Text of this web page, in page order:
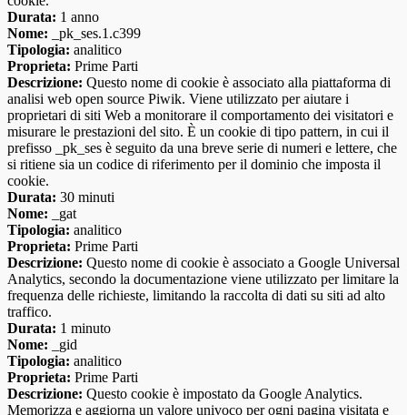
Durata: 1 anno
Nome: _pk_ses.1.c399
Tipologia: analitico
Proprieta: Prime Parti
Descrizione: Questo nome di cookie è associato alla piattaforma di
analisi web open source Piwik. Viene utilizzato per aiutare i
proprietari di siti Web a monitorare il comportamento dei visitatori e
misurare le prestazioni del sito. È un cookie di tipo pattern, in cui il
prefisso _pk_ses è seguito da una breve serie di numeri e lettere, che
si ritiene sia un codice di riferimento per il dominio che imposta il
cookie.
Durata: 30 minuti
Nome: _gat
Tipologia: analitico
Proprieta: Prime Parti
Descrizione: Questo nome di cookie è associato a Google Universal
Analytics, secondo la documentazione viene utilizzato per limitare la
frequenza delle richieste, limitando la raccolta di dati su siti ad alto
traffico.
Durata: 1 minuto
Nome: _gid
Tipologia: analitico
Proprieta: Prime Parti
Descrizione: Questo cookie è impostato da Google Analytics.
Memorizza e aggiorna un valore univoco per ogni pagina visitata e